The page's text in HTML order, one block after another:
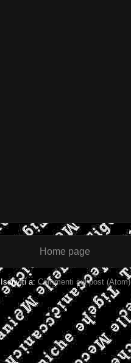
Home page
Iscriviti a: Commenti sul post (Atom)